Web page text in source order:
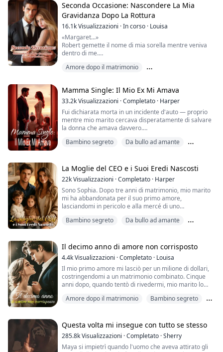
Credevo che mi avrebbe dimenticata.
Invece, nell’istante in cui me ne sono andata,
l’amministratore delegato spietato ha perso la testa… e
ha cominciato a darmi la caccia.
Seconda Occasione: Nascondere La Mia
Gravidanza Dopo La Rottura
16.1kVisualizzazioni ·In corso · Louisa
«Margaret...»
Robert gemette il nome di mia sorella mentre veniva
dentro di me.
Per tre anni, avevo vissuto come una patetica ombra di
Stracciò la mia lettera di ammissione all'università. Mi
costrinse a infilare gli abiti di seta che Margaret
indossava prima di morire. Mi cacciò in gola le pillole
anticoncezionali mentre soffocavo tra le lacrime.
Tutti dicevano la stessa cosa: «Sophi...
Amore dopo il matrimonio
Mamma Single: Il Mio Ex Mi Amava
33.2kVisualizzazioni ·Completato · Harper
Fui dichiarata morta in un incidente d'auto — proprio
mentre mio marito cercava disperatamente di salvare
la donna che amava davvero.
Cinque anni dopo, faccio ritorno con competenze
Green".
Con gli occhi arrossati, Charles Windsor mi mette alle
strette e, con voce strozzata, mi chiede: «Dian...
Bambino segreto
Da bullo ad amante
La Moglie del CEO e i Suoi Eredi Nascosti
22kVisualizzazioni ·Completato · Harper
Sono Sophia. Dopo tre anni di matrimonio, mio marito
mi ha abbandonata per il suo primo amore,
lasciandomi in pericolo e alla mercé di uno
bambino che aspettavo.
Cinque anni dopo, torno con due gemelli. Con le
lacrime agli occhi, pretende di sapere: «Di chi sono
questi bambini? Co...
Bambino segreto
Da bullo ad amante
Il decimo anno di amore non corrisposto
4.4kVisualizzazioni ·Completato · Louisa
Il mio primo amore mi lasciò per un milione di dollari,
costringendomi a un matrimonio combinato. Cinque
anni dopo, quando tentò di rivedermi, mio marito lo
Amore dopo il matrimonio
Bambino segreto
Questa volta mi insegue con tutto se stesso
285.8kVisualizzazioni ·Completato ·Sherry
Maya si impietrì quando l'uomo che aveva attirato gli